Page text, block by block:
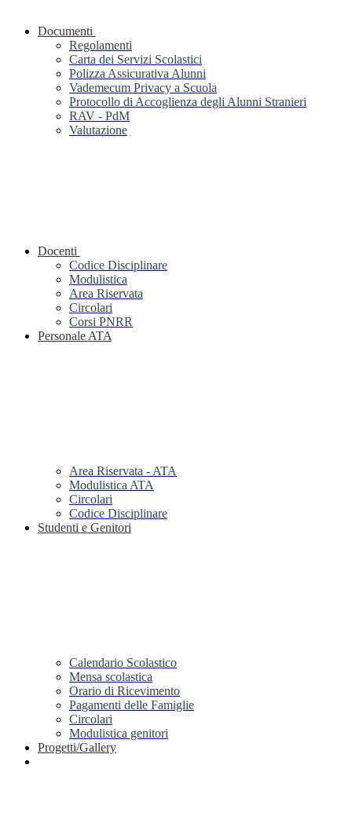
Documenti
Regolamenti
Carta dei Servizi Scolastici
Polizza Assicurativa Alunni
Vademecum Privacy a Scuola
Protocollo di Accoglienza degli Alunni Stranieri
RAV - PdM
Valutazione
Docenti
Codice Disciplinare
Modulistica
Area Riservata
Circolari
Corsi PNRR
Personale ATA
Area Riservata - ATA
Modulistica ATA
Circolari
Codice Disciplinare
Studenti e Genitori
Calendario Scolastico
Mensa scolastica
Orario di Ricevimento
Pagamenti delle Famiglie
Circolari
Modulistica genitori
Progetti/Gallery